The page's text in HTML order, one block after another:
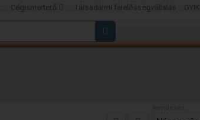
Cégismertető Társadalmi felelősségvállalás GYIK